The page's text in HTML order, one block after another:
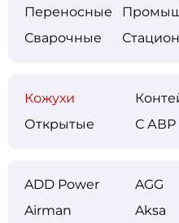
Переносные
Сварочные
Кожухи
Открытые
С АВР
ADD Power
AGG
Airman
Aksa